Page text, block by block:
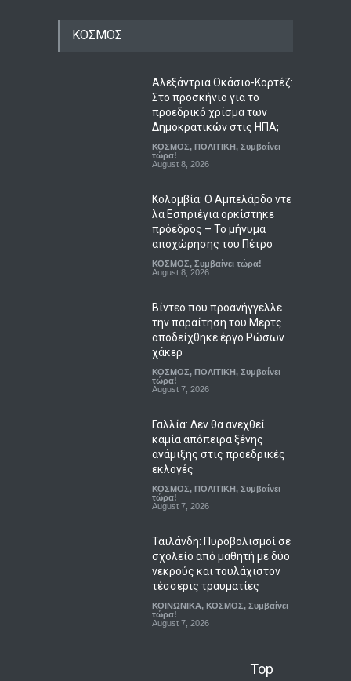
ΚΟΣΜΟΣ
Αλεξάντρια Οκάσιο-Κορτέζ:
Στο προσκήνιο για το
προεδρικό χρίσμα των
Δημοκρατικών στις ΗΠΑ;
ΚΟΣΜΟΣ, ΠΟΛΙΤΙΚΗ, Συμβαίνει
τώρα!
August 8, 2026
Κολομβία: Ο Αμπελάρδο ντε
λα Εσπριέγια ορκίστηκε
πρόεδρος – Το μήνυμα
αποχώρησης του Πέτρο
ΚΟΣΜΟΣ, Συμβαίνει τώρα!
August 8, 2026
Βίντεο που προανήγγελλε
την παραίτηση του Μερτς
αποδείχθηκε έργο Ρώσων
χάκερ
ΚΟΣΜΟΣ, ΠΟΛΙΤΙΚΗ, Συμβαίνει
τώρα!
August 7, 2026
Γαλλία: Δεν θα ανεχθεί
καμία απόπειρα ξένης
ανάμιξης στις προεδρικές
εκλογές
ΚΟΣΜΟΣ, ΠΟΛΙΤΙΚΗ, Συμβαίνει
τώρα!
August 7, 2026
Ταϊλάνδη: Πυροβολισμοί σε
σχολείο από μαθητή με δύο
νεκρούς και τουλάχιστον
τέσσερις τραυματίες
ΚΟΙΝΩΝΙΚΑ, ΚΟΣΜΟΣ, Συμβαίνει
τώρα!
August 7, 2026
Top